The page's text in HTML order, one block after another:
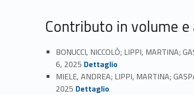
Contributo in volume
BONUCCI, NICCOLÒ; LIPPI, MARTINA;
6, 2025 Link identifier #identifier_person_144055-19
Dettaglio
MIELE, ANDREA; LIPPI, MARTINA;
2025 Link identifier #identifier_person_56868-20
Dettaglio